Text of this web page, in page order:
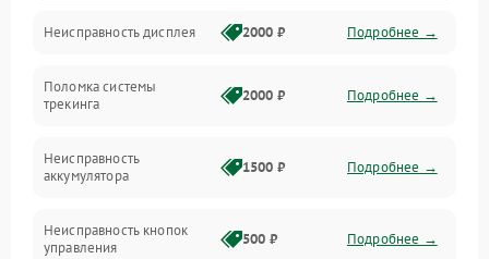
Сенсоры
Механические повреждения
Неисправность дисплея 2000 ₽ Подробнее →
Поломка системы
трекинга
2000 ₽ Подробнее →
Неисправность
аккумулятора
1500 ₽ Подробнее →
Неисправность кнопок
управления
500 ₽ Подробнее →